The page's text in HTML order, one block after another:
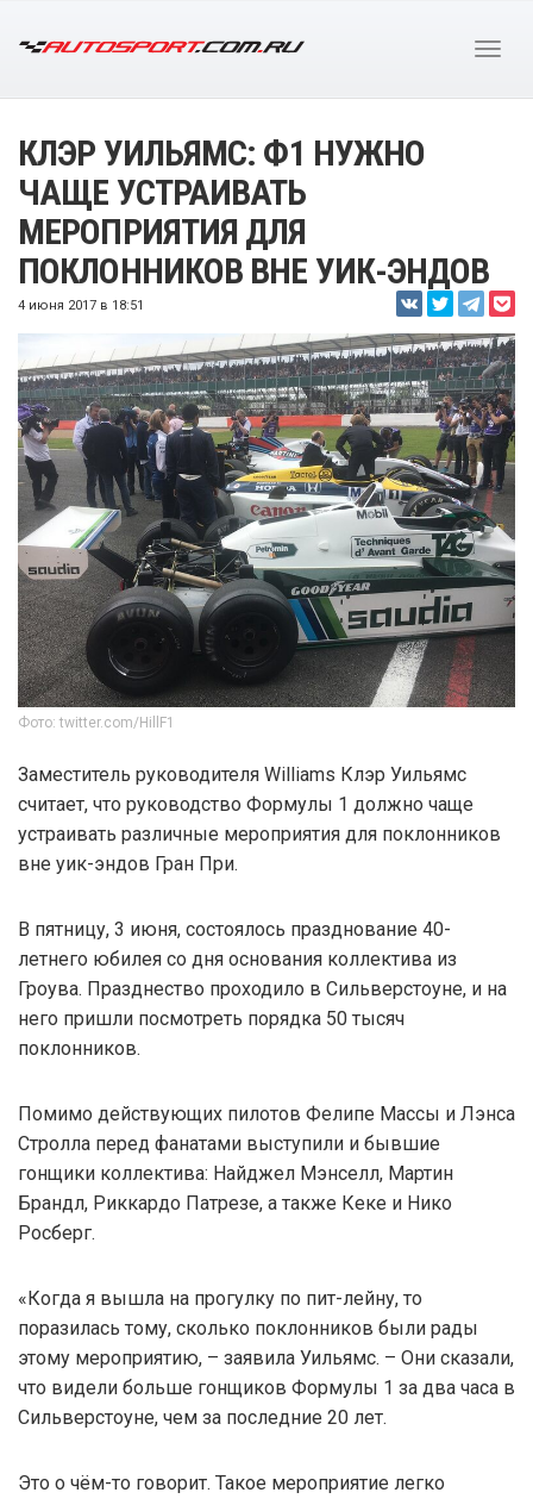
КЛЭР УИЛЬЯМС: Ф1 НУЖНО
ЧАЩЕ УСТРАИВАТЬ
МЕРОПРИЯТИЯ ДЛЯ
ПОКЛОННИКОВ ВНЕ УИК-ЭНДОВ
4 июня 2017 в 18:51
Фото: twitter.com/HillF1
Заместитель руководителя Williams Клэр Уильямс
считает, что руководство Формулы 1 должно чаще
устраивать различные мероприятия для поклонников
вне уик-эндов Гран При.
В пятницу, 3 июня, состоялось празднование 40-
летнего юбилея со дня основания коллектива из
Гроува. Празднество проходило в Сильверстоуне, и на
него пришли посмотреть порядка 50 тысяч
поклонников.
Помимо действующих пилотов Фелипе Массы и Лэнса
Стролла перед фанатами выступили и бывшие
гонщики коллектива: Найджел Мэнселл, Мартин
Брандл, Риккардо Патрезе, а также Кеке и Нико
Росберг.
«Когда я вышла на прогулку по пит-лейну, то
поразилась тому, сколько поклонников были рады
этому мероприятию, – заявила Уильямс. – Они сказали,
что видели больше гонщиков Формулы 1 за два часа в
Сильверстоуне, чем за последние 20 лет.
Это о чём-то говорит. Такое мероприятие легко